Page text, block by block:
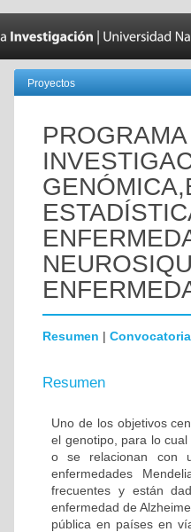
Proyectos
Resumen | Convocatoria
Resumen
Uno de los objetivos
el genotipo, para lo
o se relacionan con
enfermedades
frecuentes y están
enfermedad de
pública en países en